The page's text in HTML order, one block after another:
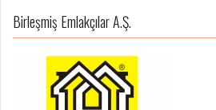
Birleşmiş Emlakçılar A.Ş.